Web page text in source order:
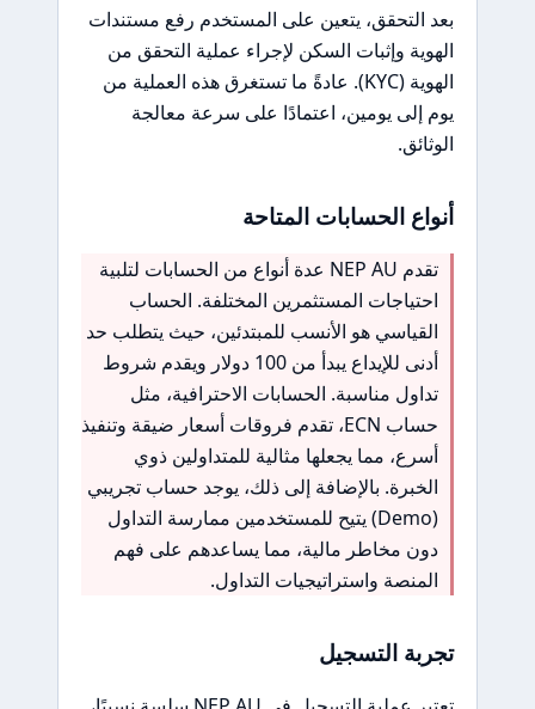
بعد التحقق، يتعين على المستخدم رفع مستندات
الهوية وإثبات السكن لإجراء عملية التحقق من
الهوية (KYC). عادةً ما تستغرق هذه العملية من
يوم إلى يومين، اعتمادًا على سرعة معالجة
الوثائق.
أنواع الحسابات المتاحة
تقدم NEP AU عدة أنواع من الحسابات لتلبية
احتياجات المستثمرين المختلفة. الحساب
القياسي هو الأنسب للمبتدئين، حيث يتطلب حد
أدنى للإيداع يبدأ من 100 دولار ويقدم شروط
تداول مناسبة. الحسابات الاحترافية، مثل
حساب ECN، تقدم فروقات أسعار ضيقة وتنفيذ
أسرع، مما يجعلها مثالية للمتداولين ذوي
الخبرة. بالإضافة إلى ذلك، يوجد حساب تجريبي
(Demo) يتيح للمستخدمين ممارسة التداول
دون مخاطر مالية، مما يساعدهم على فهم
المنصة واستراتيجيات التداول.
تجربة التسجيل